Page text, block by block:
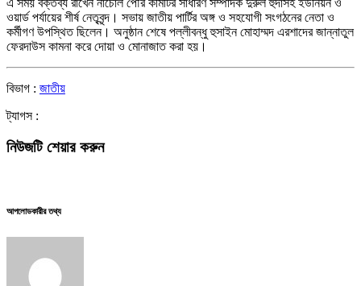
এ সময় বক্তব্য রাখেন নাচোল পৌর কমিটির সাধারণ সম্পাদক দুরুল হুদাসহ ইউনিয়ন ও
ওয়ার্ড পর্যায়ের শীর্ষ নেতৃবৃন্দ। সভায় জাতীয় পার্টির অঙ্গ ও সহযোগী সংগঠনের নেতা ও
কর্মীগণ উপস্থিত ছিলেন। অনুষ্ঠান শেষে পল্লীবন্ধু হুসাইন মোহাম্মদ এরশাদের জান্নাতুল
ফেরদাউস কামনা করে দোয়া ও মোনাজাত করা হয়।
বিভাগ : জাতীয়
ট্যাগস :
নিউজটি শেয়ার করুন
আপলোডকারীর তথ্য